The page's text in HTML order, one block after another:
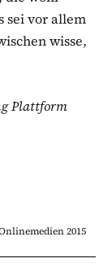
sei vor allem
wisse,
Plattform
2015